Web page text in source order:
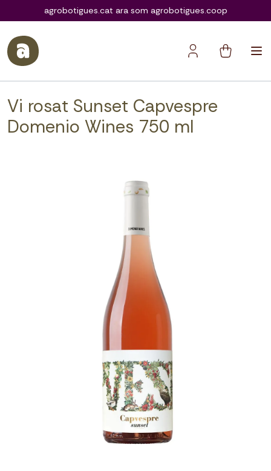
agrobotigues.coop
agrobotigues.cat ara som agrobotigues.coop
Vi rosat Sunset Capvespre
Domenio Wines 750 ml